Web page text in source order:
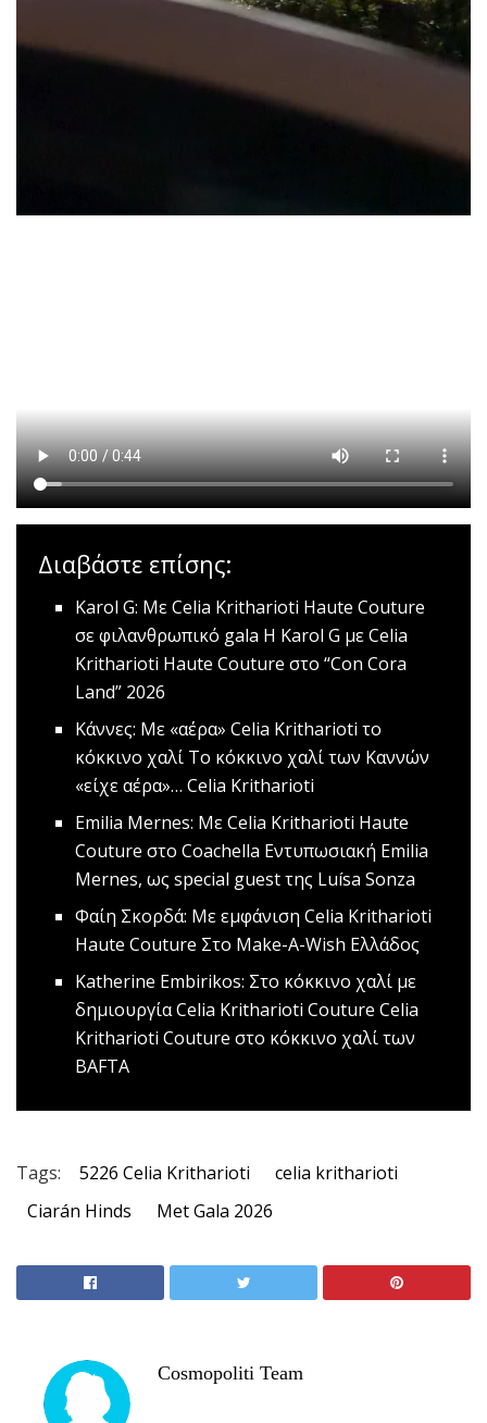
Διαβάστε επίσης:
Karol G: Με Celia Kritharioti Haute Couture
σε φιλανθρωπικό gala Η Karol G με Celia
Kritharioti Haute Couture στο “Con Cora
Land” 2026
Kάννες: Με «αέρα» Celia Kritharioti το
κόκκινο χαλί Το κόκκινο χαλί των Καννών
«είχε αέρα»… Celia Kritharioti
Emilia Mernes: Με Celia Kritharioti Haute
Couture στο Coachella Εντυπωσιακή Emilia
Mernes, ως special guest της Luísa Sonza
Φαίη Σκορδά: Με εμφάνιση Celia Kritharioti
Haute Couture Στο Make-A-Wish Ελλάδος
Katherine Embirikos: Στο κόκκινο χαλί με
δημιουργία Celia Kritharioti Couture Celia
Kritharioti Couture στο κόκκινο χαλί των
BAFTA
Tags: 5226 Celia Kritharioti
celia kritharioti
Ciarán Hinds
Met Gala 2026
Cosmopoliti Team